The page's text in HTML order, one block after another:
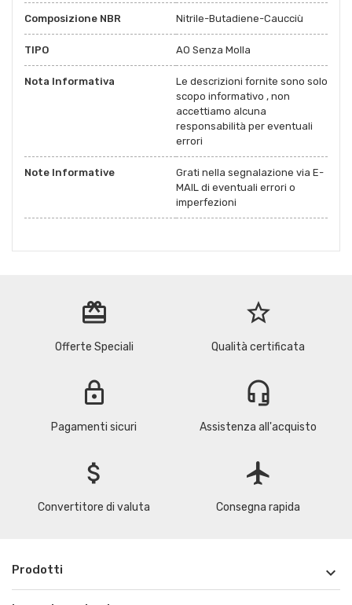
Composizione NBR Nitrile-Butadiene-Caucciù
TIPO AO Senza Molla
Nota Informativa
Le descrizioni fornite sono solo
scopo informativo , non
accettiamo alcuna
responsabilità per eventuali
errori
Note Informative
Grati nella segnalazione via E-
MAIL di eventuali errori o
imperfezioni
redeem
Offerte Speciali
star_border
Qualità certificata
lock
Pagamenti sicuri
headset_mic
Assistenza all'acquisto
attach_money
Convertitore di valuta
flight
Consegna rapida
Prodotti 